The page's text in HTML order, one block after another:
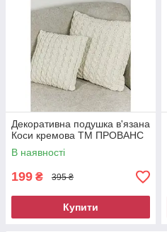
Декоративна подушка в'язана
Коси кремова ТМ ПРОВАНС
В наявності
199 ₴ 395 ₴
Купити